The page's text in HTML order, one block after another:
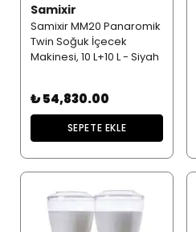
Samixir
Samixir MM20 Panaromik
Twin Soğuk İçecek
Makinesi, 10 L+10 L - Siyah
₺ 54,830.00
SEPETE EKLE